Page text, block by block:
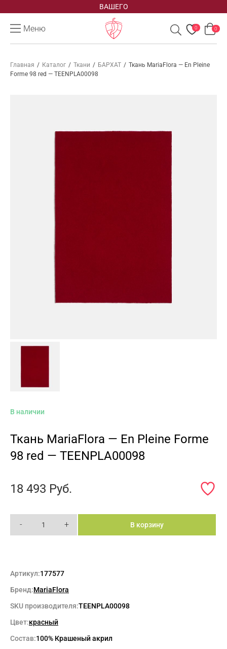
ВАШЕГО
Меню 0 0
Главная / Каталог / Ткани / БАРХАТ / Ткань MariaFlora — En Pleine
Forme 98 red — TEENPLA00098
В наличии
Ткань MariaFlora — En Pleine Forme
98 red — TEENPLA00098
18 493 Руб.
- + В корзину
Артикул:177577
Бренд:MariaFlora
SKU производителя:TEENPLA00098
Цвет:красный
Состав:100% Крашеный акрил